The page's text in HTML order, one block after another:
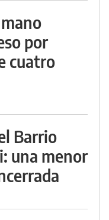
por
cuatro
Barrio
una menor